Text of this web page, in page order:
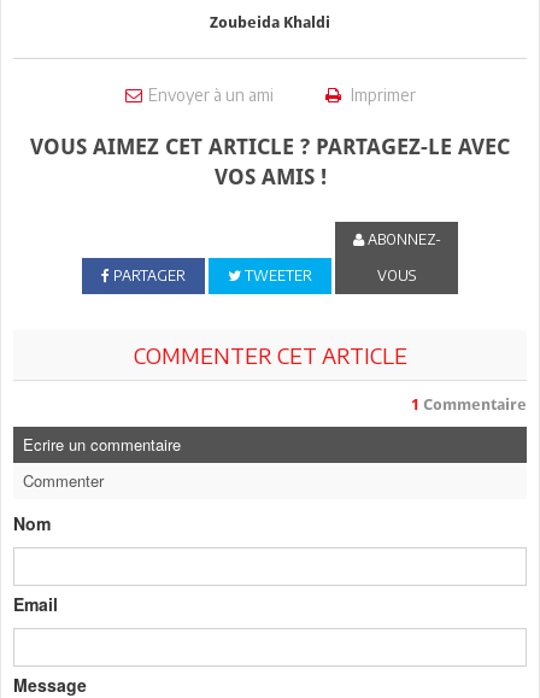
Zoubeida Khaldi
Envoyer à un ami Imprimer
VOUS AIMEZ CET ARTICLE ? PARTAGEZ-LE AVEC
VOS AMIS !
PARTAGER TWEETER
ABONNEZ-
VOUS
COMMENTER CET ARTICLE
1 Commentaire
Ecrire un commentaire
Commenter
Nom
Email
Message